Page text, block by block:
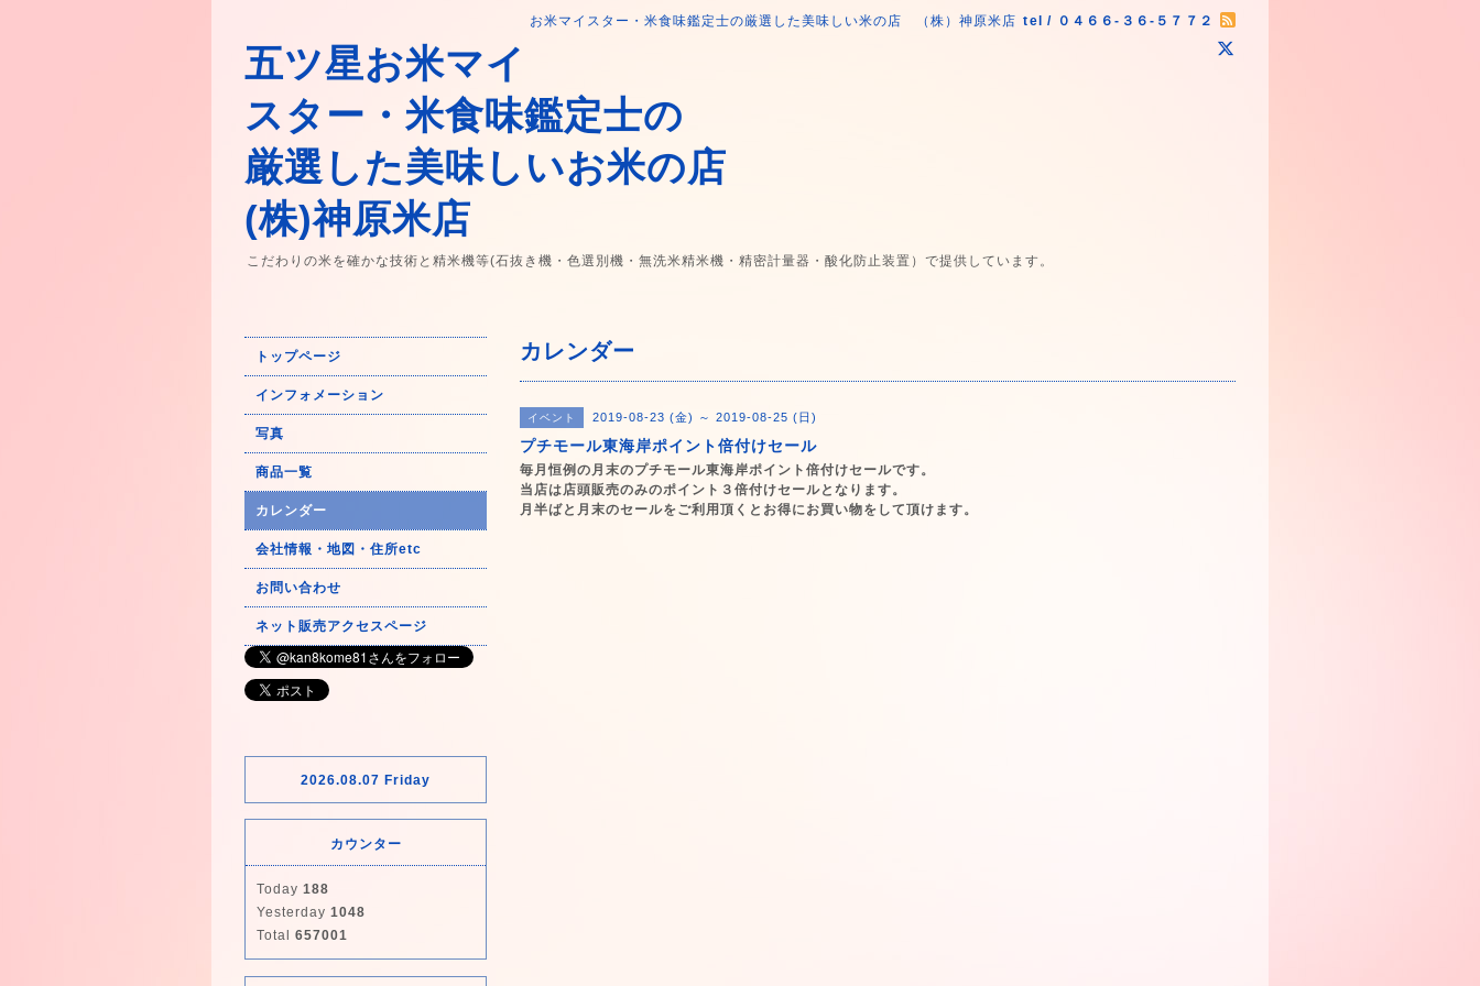
お米マイスター・米食味鑑定士の厳選した美味しい米の店 （株）神原米店 tel / ０４６６-３６-５７７２
五ツ星お米マイ
スター・米食味鑑定士の
厳選した美味しいお米の店
(株)神原米店
こだわりの米を確かな技術と精米機等(石抜き機・色選別機・無洗米精米機・精密計量器・酸化防止装置）で提供しています。
カレンダー
イベント 2019-08-23 (金) ～ 2019-08-25 (日)
プチモール東海岸ポイント倍付けセール
毎月恒例の月末のプチモール東海岸ポイント倍付けセールです。
当店は店頭販売のみのポイント３倍付けセールとなります。
月半ばと月末のセールをご利用頂くとお得にお買い物をして頂けます。
トップページ
インフォメーション
写真
商品一覧
カレンダー
会社情報・地図・住所etc
お問い合わせ
ネット販売アクセスページ
2026.08.07 Friday
カウンター
Today 188
Yesterday 1048
Total 657001